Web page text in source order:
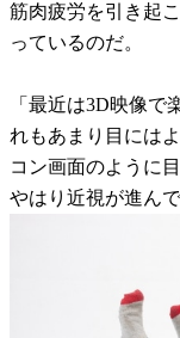
筋肉疲労を引き起
っているのだ。
「最近は3D映像
れもあまり目には
コン画面のように
やはり近視が進ん